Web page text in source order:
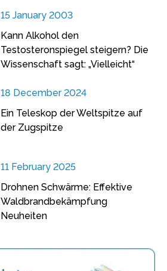
15 January 2003
Kann Alkohol den
Testosteronspiegel steigern? Die
Wissenschaft sagt: „Vielleicht“
18 December 2024
Ein Teleskop der Weltspitze auf
der Zugspitze
11 February 2025
Drohnen Schwärme: Effektive
Waldbrandbekämpfung
Neuheiten